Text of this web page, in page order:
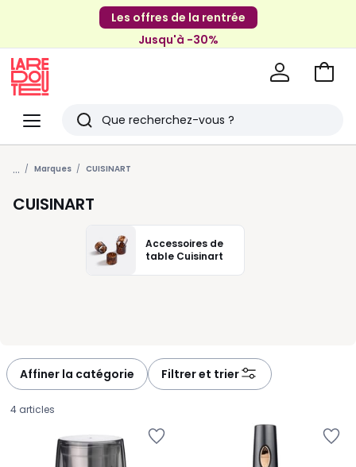
Les offres de la rentrée
Jusqu'à -30%
Menu
Redoute
Rechercher
Derniers
articles
vus
Aller
... Marques CUISINART
CUISINART
Accessoires de
table Cuisinart
Affiner la catégorie Filtrer et trier
4 articles